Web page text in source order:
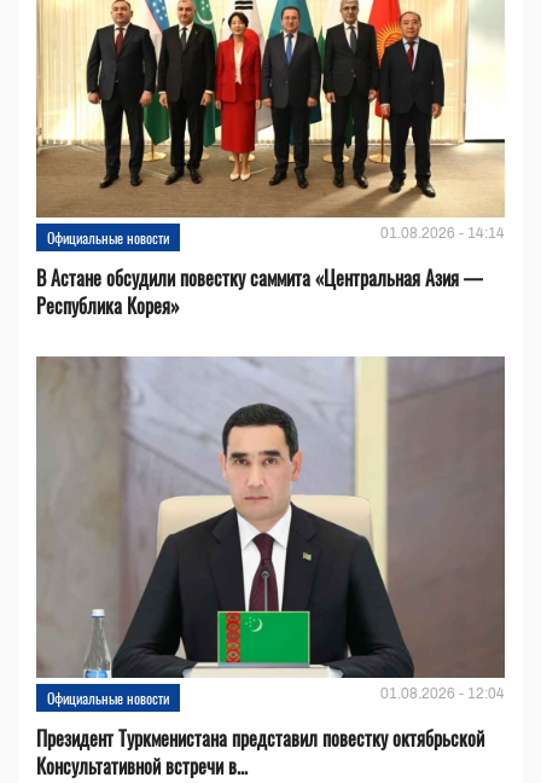
Официальные новости 01.08.2026 - 14:14
В Астане обсудили повестку саммита «Центральная Азия —
Республика Корея»
Официальные новости 01.08.2026 - 12:04
Президент Туркменистана представил повестку октябрьской
Консультативной встречи в...